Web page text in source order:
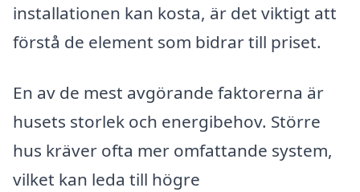
installationen kan kosta, är det viktigt att
förstå de element som bidrar till priset.
En av de mest avgörande faktorerna är
husets storlek och energibehov. Större
hus kräver ofta mer omfattande system,
vilket kan leda till högre